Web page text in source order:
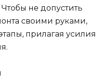
Чтобы не допустить
своими руками,
прилагая усилия